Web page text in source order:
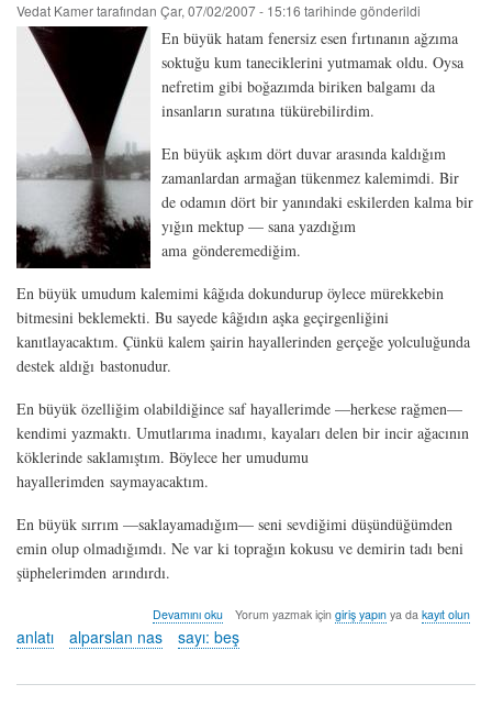
Vedat Kamertarafından Çar, 07/02/2007 - 15:16 tarihinde gönderildi
En büyük hatam fenersiz esen fırtınanın ağzıma
soktuğu kum taneciklerini yutmamak oldu. Oysa
nefretim gibi boğazımda biriken balgamı da
insanların suratına tükürebilirdim.
En büyük aşkım dört duvar arasında kaldığım
zamanlardan armağan tükenmez kalemimdi. Bir
de odamın dört bir yanındaki eskilerden kalma bir
yığın mektup — sana yazdığım
ama gönderemediğim.
En büyük umudum kalemimi kâğıda dokundurup öylece mürekkebin
bitmesini beklemekti. Bu sayede kâğıdın aşka geçirgenliğini
kanıtlayacaktım. Çünkü kalem şairin hayallerinden gerçeğe yolculuğunda
destek aldığı bastonudur.
En büyük özelliğim olabildiğince saf hayallerimde —herkese rağmen—
kendimi yazmaktı. Umutlarıma inadımı, kayaları delen bir incir ağacının
köklerinde saklamıştım. Böylece her umudumu
hayallerimden saymayacaktım.
En büyük sırrım —saklayamadığım— seni sevdiğimi düşündüğümden
emin olup olmadığımdı. Ne var ki toprağın kokusu ve demirin tadı beni
şüphelerimden arındırdı.
kuzey
yıldızı
-
nas
Devamını oku Yorum yazmak için giriş yapınya da kayıt olun
anlatı alparslan nas sayı: beş